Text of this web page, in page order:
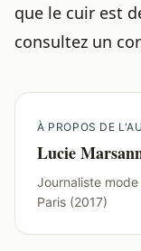
que le cuir est
consultez un
À PROPOS DE
Lucie
Journaliste
Paris (2017)